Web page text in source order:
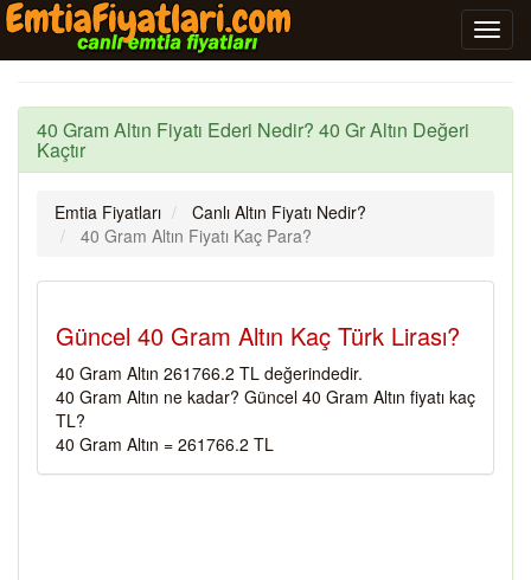
40 Gram Altın Fiyatı Ederi Nedir? 40 Gr Altın Değeri
Kaçtır
Emtia Fiyatları
Canlı Altın Fiyatı Nedir?
40 Gram Altın Fiyatı Kaç Para?
Güncel 40 Gram Altın Kaç Türk Lirası?
40 Gram Altın 261766.2 TL değerindedir.
40 Gram Altın ne kadar? Güncel 40 Gram Altın fiyatı kaç
TL?
40 Gram Altın = 261766.2 TL